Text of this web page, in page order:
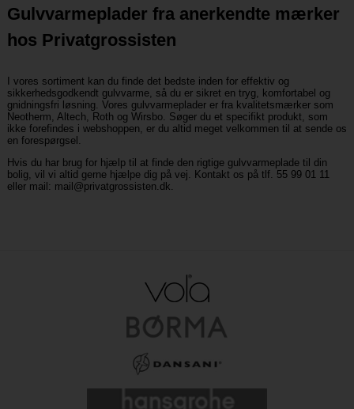
Gulvvarmeplader fra anerkendte mærker
hos Privatgrossisten
I vores sortiment kan du finde det bedste inden for effektiv og
sikkerhedsgodkendt gulvvarme, så du er sikret en tryg, komfortabel og
gnidningsfri løsning. Vores gulvvarmeplader er fra kvalitetsmærker som
Neotherm, Altech, Roth og Wirsbo. Søger du et specifikt produkt, som
ikke forefindes i webshoppen, er du altid meget velkommen til at sende os
en forespørgsel.
Hvis du har brug for hjælp til at finde den rigtige gulvvarmeplade til din
bolig, vil vi altid gerne hjælpe dig på vej. Kontakt os på tlf. 55 99 01 11
eller mail: mail@privatgrossisten.dk